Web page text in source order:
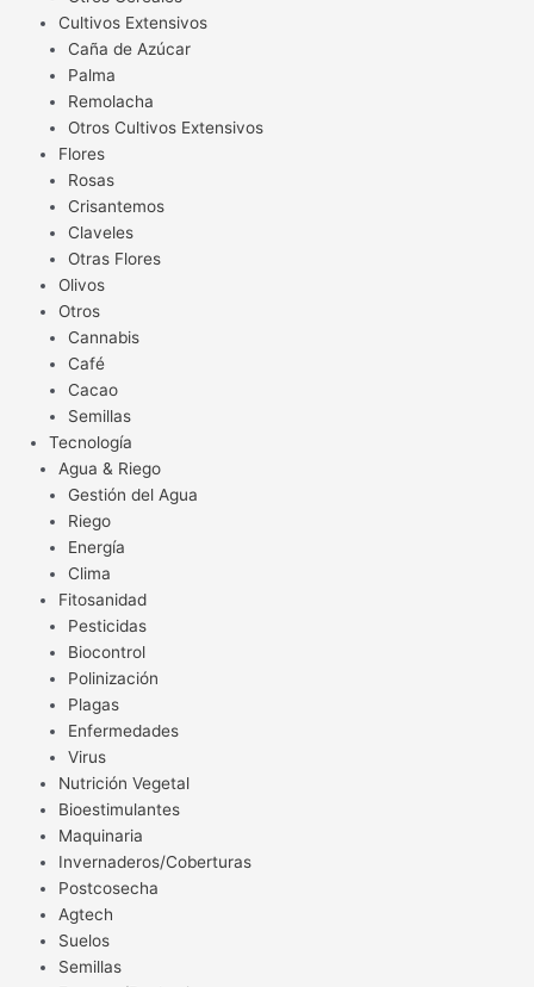
Cultivos Extensivos
Caña de Azúcar
Palma
Remolacha
Otros Cultivos Extensivos
Flores
Rosas
Crisantemos
Claveles
Otras Flores
Olivos
Otros
Cannabis
Café
Cacao
Semillas
Tecnología
Agua & Riego
Gestión del Agua
Riego
Energía
Clima
Fitosanidad
Pesticidas
Biocontrol
Polinización
Plagas
Enfermedades
Virus
Nutrición Vegetal
Bioestimulantes
Maquinaria
Invernaderos/Coberturas
Postcosecha
Agtech
Suelos
Semillas